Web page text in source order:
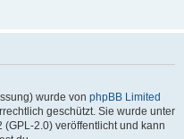
wurde von phpBB Limited
geschützt. Sie wurde unter
2.0) veröffentlicht und kann